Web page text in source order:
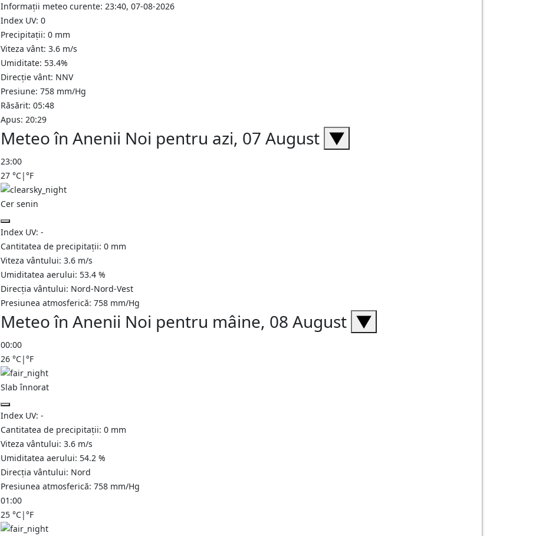
Informații meteo curente: 23:40, 07-08-2026
Index UV: 0
Precipitații: 0 mm
Viteza vânt: 3.6 m/s
Umiditate: 53.4%
Direcție vânt: NNV
Presiune: 758 mm/Hg
Răsărit: 05:48
Apus: 20:29
Meteo în Anenii Noi pentru azi, 07 August ▼
23:00
27 °C|°F
Cer senin
Index UV: -
Cantitatea de precipitații: 0 mm
Viteza vântului: 3.6 m/s
Umiditatea aerului: 53.4 %
Direcția vântului: Nord-Nord-Vest
Presiunea atmosferică: 758 mm/Hg
Meteo în Anenii Noi pentru mâine, 08 August ▼
00:00
26 °C|°F
Slab înnorat
Index UV: -
Cantitatea de precipitații: 0 mm
Viteza vântului: 3.6 m/s
Umiditatea aerului: 54.2 %
Direcția vântului: Nord
Presiunea atmosferică: 758 mm/Hg
01:00
25 °C|°F